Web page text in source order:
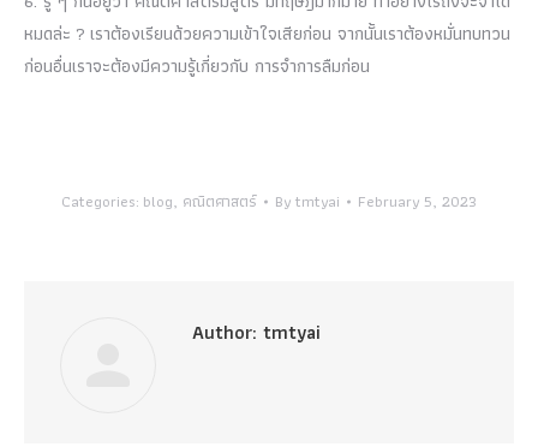
หมดล่ะ ? เราต้องเรียนด้วยความเข้าใจเสียก่อน จากนั้นเราต้องหมั่นทบทวน
ก่อนอื่นเราจะต้องมีความรู้เกี่ยวกับ การจำการลืมก่อน
Categories: blog, คณิตศาสตร์ Bytmtyai February 5, 2023
Author: tmtyai